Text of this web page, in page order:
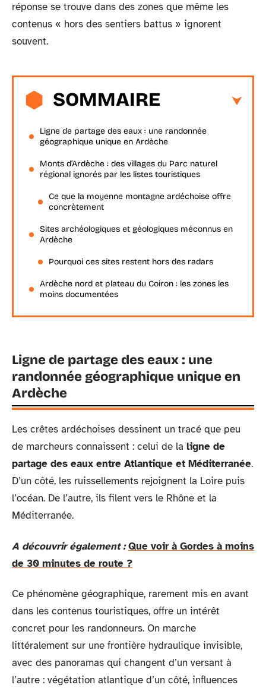
réponse se trouve dans des zones que même les
contenus « hors des sentiers battus » ignorent
souvent.
SOMMAIRE
Ligne de partage des eaux : une randonnée
géographique unique en Ardèche
Monts d’Ardèche : des villages du Parc naturel
régional ignorés par les listes touristiques
Ce que la moyenne montagne ardéchoise offre
concrètement
Sites archéologiques et géologiques méconnus en
Ardèche
Pourquoi ces sites restent hors des radars
Ardèche nord et plateau du Coiron : les zones les
moins documentées
Ligne de partage des eaux : une
randonnée géographique unique en
Ardèche
Les crêtes ardéchoises dessinent un tracé que peu
de marcheurs connaissent : celui de la ligne de
partage des eaux entre Atlantique et Méditerranée.
D’un côté, les ruissellements rejoignent la Loire puis
l’océan. De l’autre, ils filent vers le Rhône et la
Méditerranée.
A découvrir également : Que voir à Gordes à moins
de 30 minutes de route ?
Ce phénomène géographique, rarement mis en avant
dans les contenus touristiques, offre un intérêt
concret pour les randonneurs. On marche
littéralement sur une frontière hydraulique invisible,
avec des panoramas qui changent d’un versant à
l’autre : végétation atlantique d’un côté, influences